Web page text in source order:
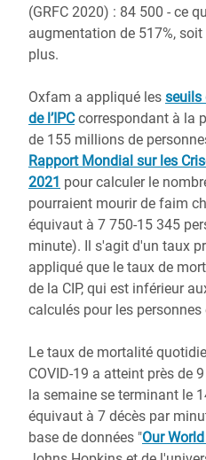
(GRFC 2020) : 84 500 - ce
augmentation de 517%,
plus.
Oxfam a appliqué les seuils
de l’IPCcorrespondant à la
de 155 millions de
Rapport Mondial sur les
2021 pour calculer le
pourraient mourir de faim
équivaut à 7 750-15 345
minute). Il s'agit d'un taux
appliqué que le taux de
de la CIP, qui est inférieur
calculés pour les personnes
Le taux de mortalité
COVID-19 a atteint près de
la semaine se terminant le
équivaut à 7 décès par
base de données "Our